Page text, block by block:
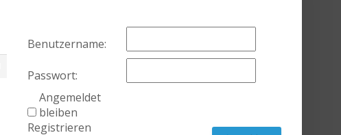
Benutzername:
Passwort:
Angemeldet
bleiben
Registrieren